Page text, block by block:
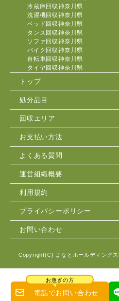
お急ぎの方
電話でお問い合わせ
冷蔵庫回収神奈川県
洗濯機回収神奈川県
ベッド回収神奈川県
タンス回収神奈川県
ソファ回収神奈川県
バイク回収神奈川県
自転車回収神奈川県
タイヤ回収神奈川県
トップ
処分品目
回収エリア
お支払い方法
よくある質問
運営組織概要
利用規約
プライバシーポリシー
お問い合わせ
Copyright(C) まなとホールディング